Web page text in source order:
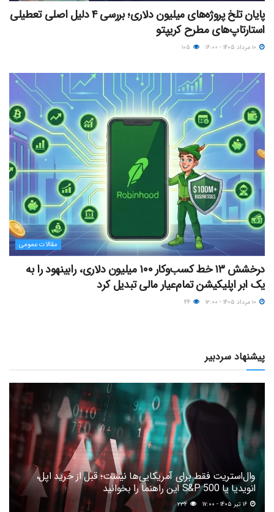
پایان تلخ پروژه‌های میلیون دلاری؛ بررسی ۴ دلیل اصلی تعطیلی
استارتاپ‌های مطرح کریپتو
مقالات عمومی
درخشش ۱۳ خط کسب‌وکار ۱۰۰ میلیون دلاری، رابینهود را به
یک ابر اپلیکیشن تمام‌عیار مالی تبدیل کرد
پیشنهاد سردبیر
وال‌استریت فقط برای آمریکایی‌ها نیست؛ قبل از خرید اپل،
انویدیا یا S&P 500 این راهنما را بخوانید
۲۳۴